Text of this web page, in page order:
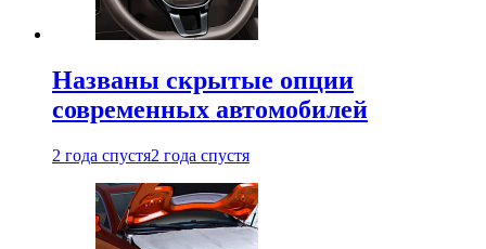
Названы скрытые опции
современных автомобилей
2 года спустя2 года спустя